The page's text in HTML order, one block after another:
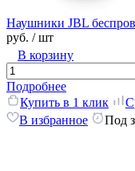
Наушники JBL
руб. / шт
В корзину
Подробнее
Купить в 1 клик
В избранное
Под